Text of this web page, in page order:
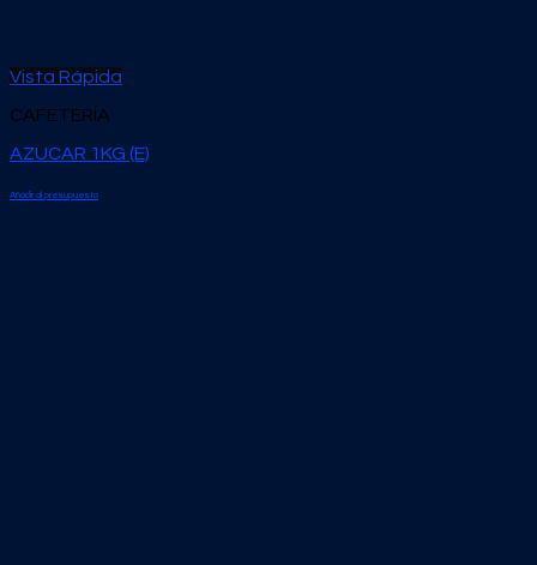
Vista Rápida
CAFETERÍA
AZUCAR 1KG (E)
Añadir al presupuesto